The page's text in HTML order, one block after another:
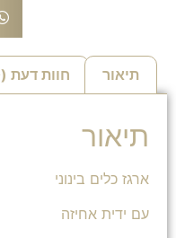
תיאור חוות דעת (0)
תיאור
ארגז כלים בינוני
עם ידית אחיזה